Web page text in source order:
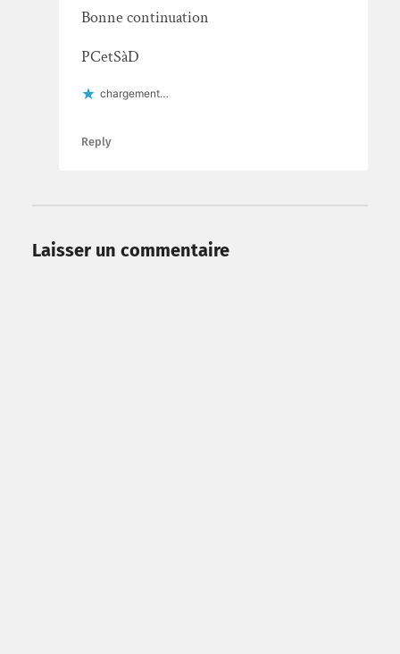
Bonne continuation
PCetSàD
chargement…
Reply
Laisser un commentaire